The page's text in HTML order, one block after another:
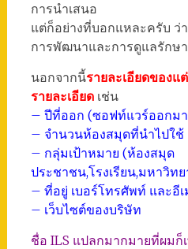
การนำเสนอ
แต่ก็อย่างที่บอกแหละครับ ว่
การพัฒนาและการดูแลรักษา
นอกจากนี้รายละเอียดของ
รายละเอียดเช่น
– ปีที่ออก (ซอฟท์แวร์ออกม
– จำนวนห้องสมุดที่นำไปใช้
– กลุ่มเป้าหมาย (ห้องสมุด
ประชาชน,โรงเรียน,มหาวิท
– ที่อยู่ เบอร์โทรศัพท์ และอี
– เว็บไซต์ของบริษัท
ชื่อ ILS แปลกมากมายที่ผมก็